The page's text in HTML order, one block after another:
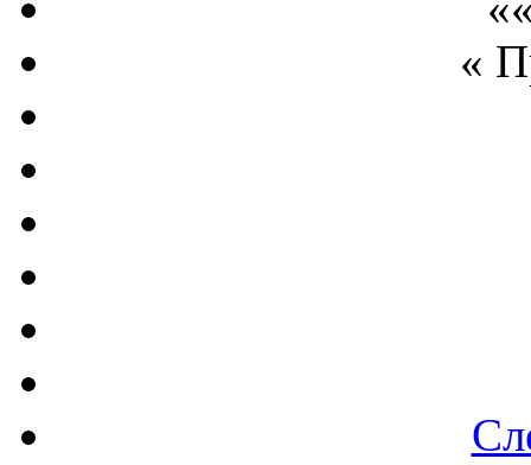
«